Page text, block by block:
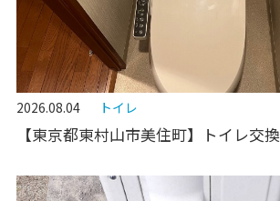
2026.08.04 トイレ
【東京都東村山市美住町】トイレ交換